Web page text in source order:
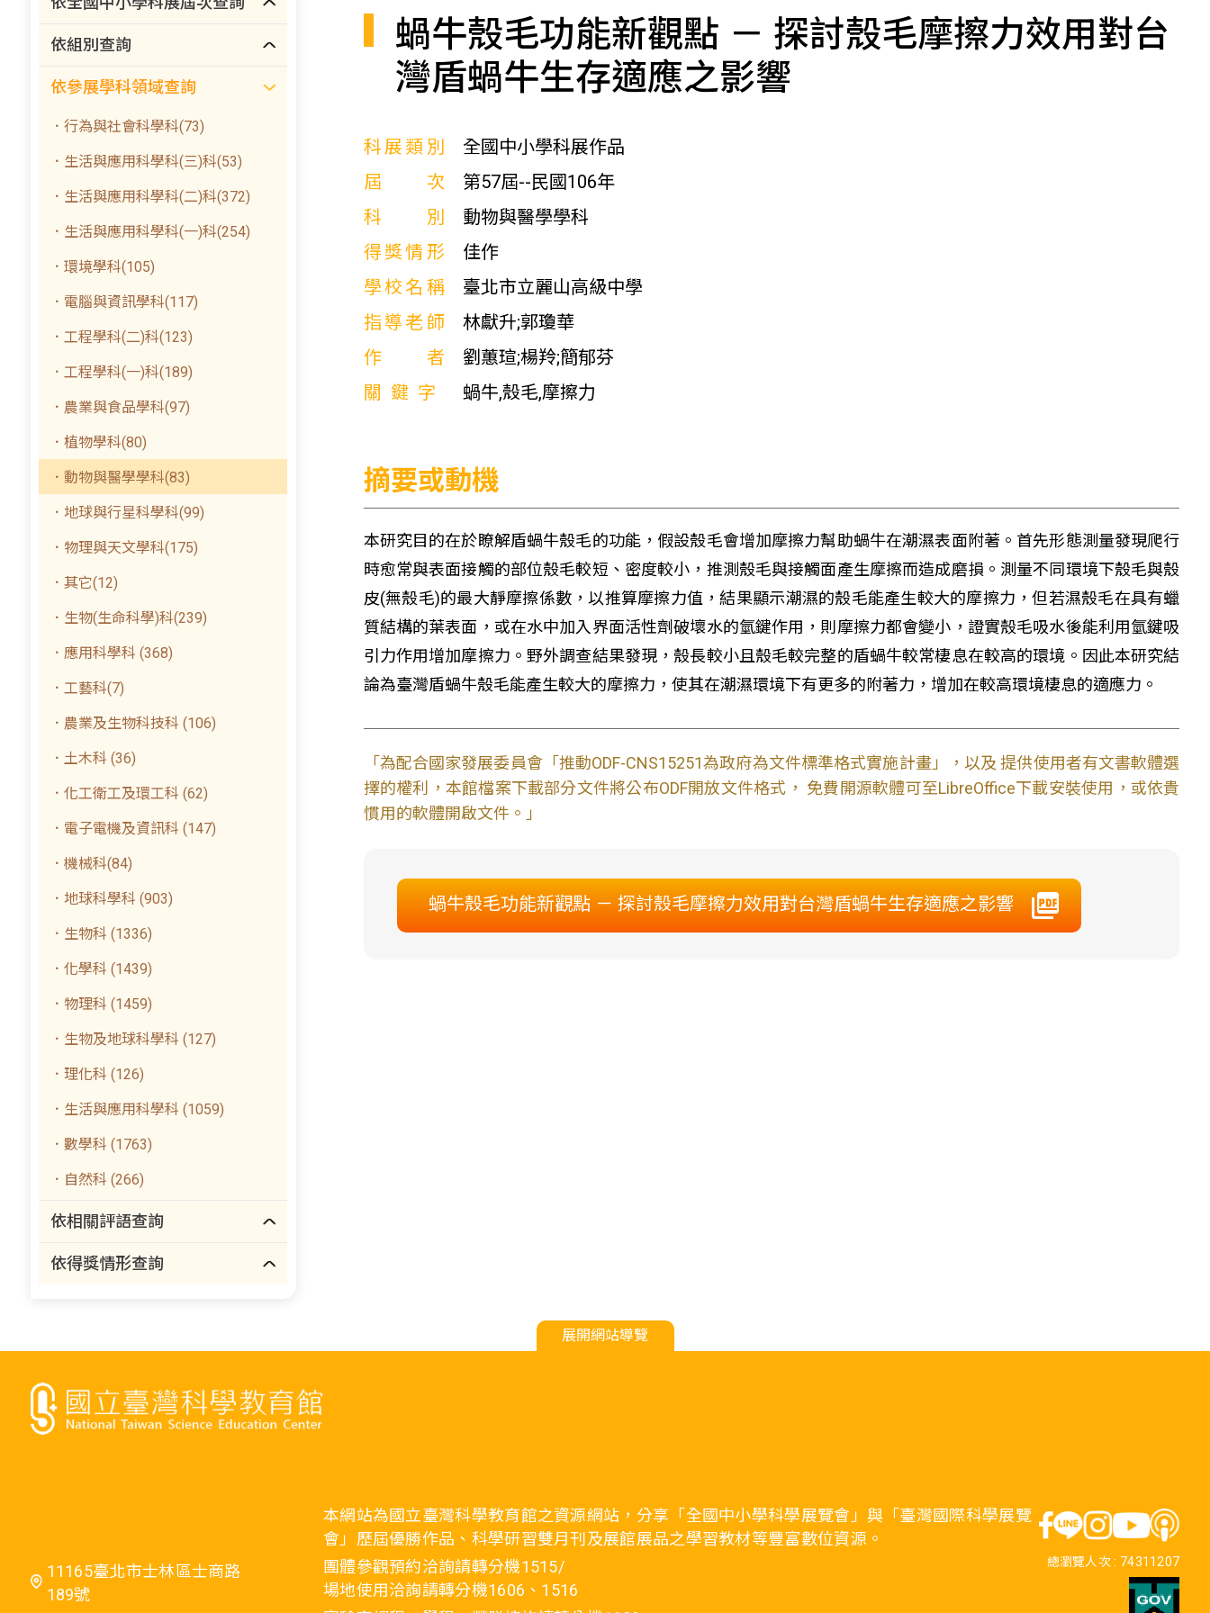
依組別查詢
依參展學科領域查詢
．行為與社會科學科(73)
．生活與應用科學科(三)科(53)
．生活與應用科學科(二)科(372)
．生活與應用科學科(一)科(254)
．環境學科(105)
．電腦與資訊學科(117)
．工程學科(二)科(123)
．工程學科(一)科(189)
．農業與食品學科(97)
．植物學科(80)
．動物與醫學學科(83)
．地球與行星科學科(99)
．物理與天文學科(175)
．其它(12)
．生物(生命科學)科(239)
．應用科學科 (368)
．工藝科(7)
．農業及生物科技科 (106)
．土木科 (36)
．化工衛工及環工科 (62)
．電子電機及資訊科 (147)
．機械科(84)
．地球科學科 (903)
．生物科 (1336)
．化學科 (1439)
．物理科 (1459)
．生物及地球科學科 (127)
．理化科 (126)
．生活與應用科學科 (1059)
．數學科 (1763)
．自然科 (266)
依相關評語查詢
依得獎情形查詢
蝸牛殼毛功能新觀點 － 探討殼毛摩擦力效用對台
灣盾蝸牛生存適應之影響
科展類別
全國中小學科展作品
屆次
第57屆--民國106年
科別
動物與醫學學科
得獎情形
佳作
學校名稱
臺北市立麗山高級中學
指導老師
林獻升;郭瓊華
作者
劉蕙瑄;楊羚;簡郁芬
關鍵字
蝸牛,殼毛,摩擦力
摘要或動機
本研究目的在於瞭解盾蝸牛殼毛的功能，假設殼毛會增加摩擦力幫助蝸牛在潮濕表面附著。首先形態測量發現爬行
時愈常與表面接觸的部位殼毛較短、密度較小，推測殼毛與接觸面產生摩擦而造成磨損。測量不同環境下殼毛與殼
皮(無殼毛)的最大靜摩擦係數，以推算摩擦力值，結果顯示潮濕的殼毛能產生較大的摩擦力，但若濕殼毛在具有蠟
質結構的葉表面，或在水中加入界面活性劑破壞水的氫鍵作用，則摩擦力都會變小，證實殼毛吸水後能利用氫鍵吸
引力作用增加摩擦力。野外調查結果發現，殼長較小且殼毛較完整的盾蝸牛較常棲息在較高的環境。因此本研究結
論為臺灣盾蝸牛殼毛能產生較大的摩擦力，使其在潮濕環境下有更多的附著力，增加在較高環境棲息的適應力。
「為配合國家發展委員會「推動ODF-CNS15251為政府為文件標準格式實施計畫」，以及 提供使用者有文書軟體選
擇的權利，本館檔案下載部分文件將公布ODF開放文件格式， 免費開源軟體可至LibreOffice下載安裝使用，或依貴
慣用的軟體開啟文件。」
蝸牛殼毛功能新觀點 － 探討殼毛摩擦力效用對台灣盾蝸牛生存適應之影響
展開網站導覽
11165臺北市士林區士商路
189號
本網站為國立臺灣科學教育館之資源網站，分享「全國中小學科學展覽會」與「臺灣國際科學展覽
會」歷屆優勝作品、科學研習雙月刊及展館展品之學習教材等豐富數位資源。
團體參觀預約洽詢請轉分機1515/
場地使用洽詢請轉分機1606、1516
總瀏覽人次 : 74311207